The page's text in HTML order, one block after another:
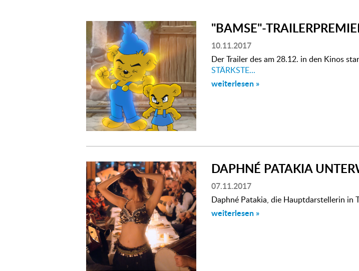
"BAMSE"-
10.11.2017
Der Trailer des am 28.12. in den Kinos
STÄRKSTE...
weiterlesen »
DAPHNÉ PATAKIA
07.11.2017
Daphné Patakia, die Hauptdarstellerin in
weiterlesen »